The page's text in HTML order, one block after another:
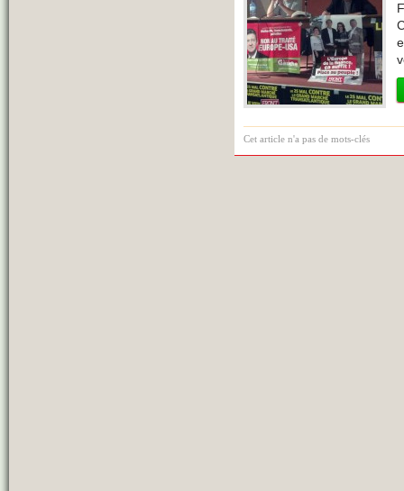
Cet article n'a pas de mots-clés